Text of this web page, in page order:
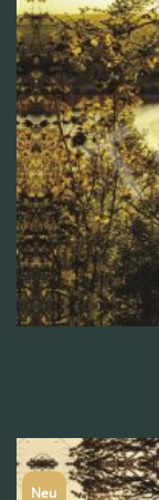
Neu